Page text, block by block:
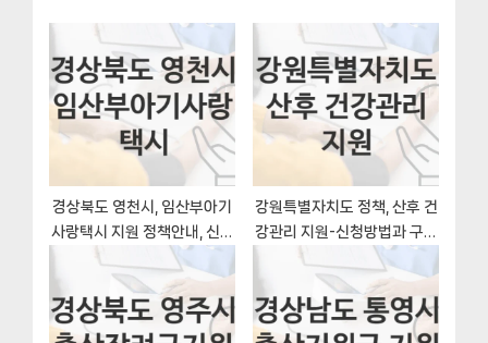
P
o
s
t
:
경상북도 영천시, 임산부아기
사랑택시 지원 정책안내, 신청
방법과 자격조건
강원특별자치도 정책, 산후 건
강관리 지원-신청방법과 구비